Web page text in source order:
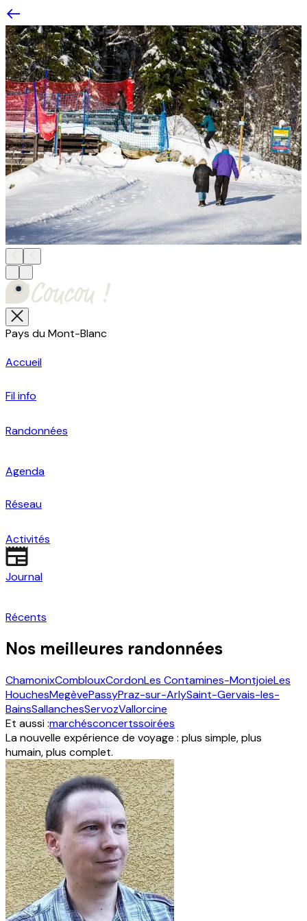
Pays du Mont-Blanc
Accueil
Fil info
Randonnées
Agenda
Réseau
Activités
Journal
Récents
Nos meilleures randonnées
ChamonixComblouxCordonLes Contamines-MontjoieLes
HouchesMegèvePassyPraz-sur-ArlySaint-Gervais-les-
BainsSallanchesServozVallorcine
Et aussi :marchésconcertssoirées
La nouvelle expérience de voyage : plus simple, plus
humain, plus complet.